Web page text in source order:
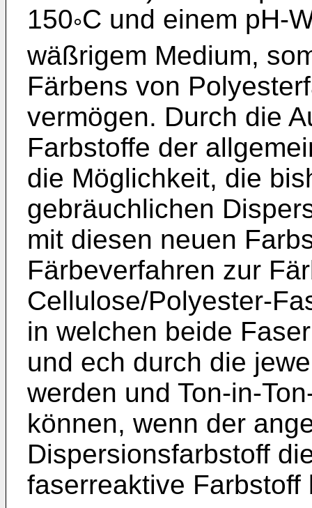
150°C und einem pH-
wäßrigem Medium,
Färbens von
vermögen. Durch die
Farbstoffe der
die Möglichkeit, die
gebräuchlichen
mit diesen neuen
Färbeverfahren zur
Cellulose/Polyester-
in welchen beide
und ech durch die
werden und Ton-in-
können, wenn der
Dispersionsfarbstoff
faserreaktive Farbstoff